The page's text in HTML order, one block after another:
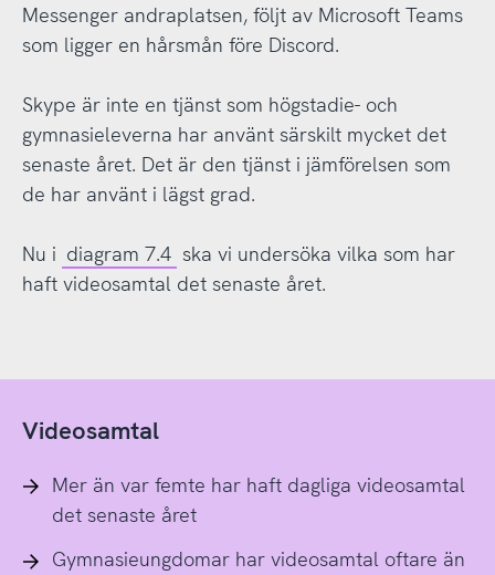
Messenger andraplatsen, följt av Microsoft Teams
som ligger en hårsmån före Discord.
Skype är inte en tjänst som högstadie- och
gymnasieleverna har använt särskilt mycket det
senaste året. Det är den tjänst i jämförelsen som
de har använt i lägst grad.
Nu i diagram 7.4 ska vi undersöka vilka som har
haft videosamtal det senaste året.
Videosamtal
Mer än var femte har haft dagliga videosamtal
det senaste året
Gymnasieungdomar har videosamtal oftare än